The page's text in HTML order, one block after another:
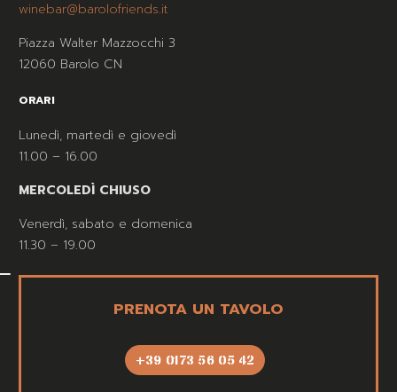
winebar@barolofriends.it
Piazza Walter Mazzocchi 3
12060 Barolo CN
ORARI
Lunedì, martedì e giovedì
11.00 – 16.00
MERCOLEDÌ CHIUSO
Venerdì, sabato e domenica
11.30 – 19.00
PRENOTA UN TAVOLO
+39 0173 56 05 42